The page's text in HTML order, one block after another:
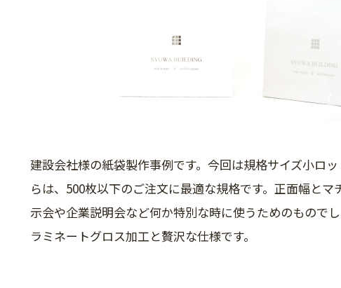
建設会社様の紙袋製作事例です。今回は規格サイズ小ロ
らは、500枚以下のご注文に最適な規格です。正面幅と
示会や企業説明会など何か特別な時に使うためのもので
ラミネートグロス加工と贅沢な仕様です。